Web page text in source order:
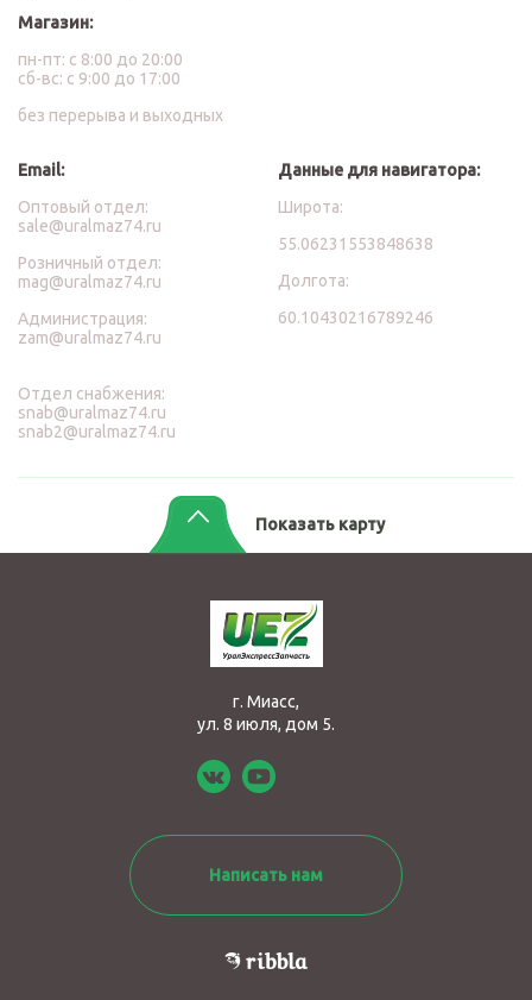
Магазин:
пн-пт: с 8:00 до 20:00
сб-вс: с 9:00 до 17:00
без перерыва и выходных
Email:
Оптовый отдел:
sale@uralmaz74.ru
Розничный отдел:
mag@uralmaz74.ru
Администрация:
zam@uralmaz74.ru
Отдел снабжения:
snab@uralmaz74.ru
snab2@uralmaz74.ru
Данные для навигатора:
Широта:
55.06231553848638
Долгота:
60.10430216789246
Показать карту
г. Миасс,
ул. 8 июля, дом 5.
Написать нам